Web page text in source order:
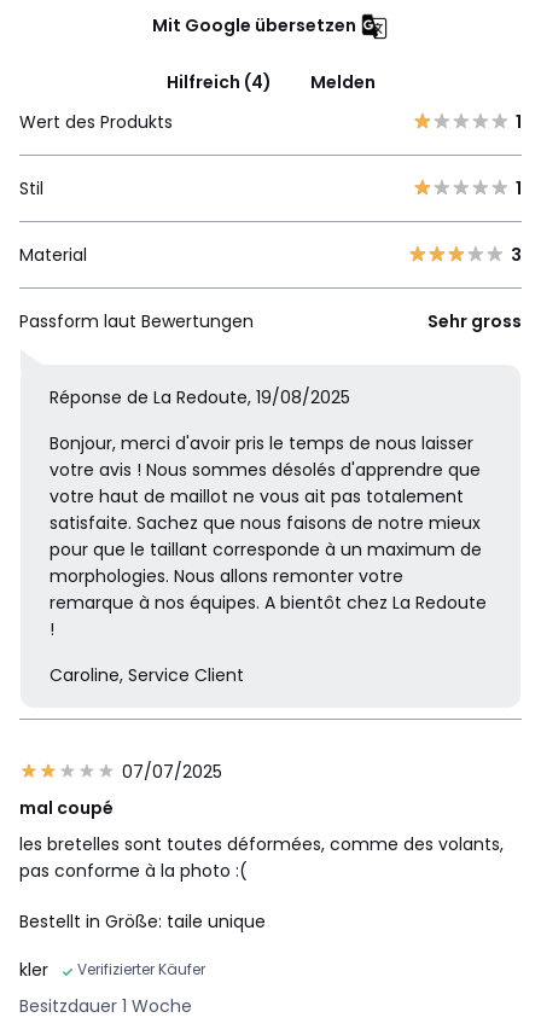
Mit Google übersetzen
Hilfreich (4)
Melden
Wert des Produkts
1
Stil 1
Material 3
Passform laut Bewertungen Sehr gross
Réponse de La Redoute, 19/08/2025
Bonjour, merci d'avoir pris le temps de nous laisser
votre avis ! Nous sommes désolés d'apprendre que
votre haut de maillot ne vous ait pas totalement
satisfaite. Sachez que nous faisons de notre mieux
pour que le taillant corresponde à un maximum de
morphologies. Nous allons remonter votre
remarque à nos équipes. A bientôt chez La Redoute
!
Caroline, Service Client
07/07/2025
mal coupé
les bretelles sont toutes déformées, comme des volants,
pas conforme à la photo :(
Bestellt in Größe: taile unique
kler
Verifizierter Käufer
Besitzdauer 1 Woche